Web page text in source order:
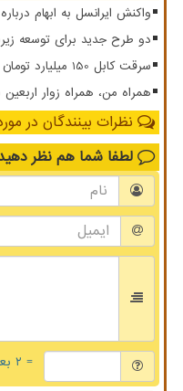
واکنش ایرانسل به ابهام
دو طرح جدید برای توسعه
سرقت کابل 150 میلیارد تومان خسارت زد
همراه من، همراه زوار
نظرات بینندگان در
لطفا شما هم نظر
= ۲ بعلاوه ۱